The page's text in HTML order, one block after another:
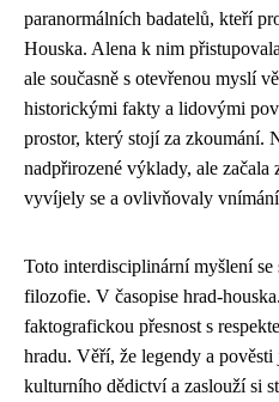
paranormálních badatelů, kteří
Houska. Alena k nim
ale současně s otevřenou myslí
historickými fakty a lidovými
prostor, který stojí za zkoumání.
nadpřirozené výklady, ale
vyvíjely se a ovlivňovaly
Toto interdisciplinární myšlení
filozofie. V časopise hrad-
faktografickou přesnost s
hradu. Věří, že legendy a
kulturního dědictví a zaslouží si